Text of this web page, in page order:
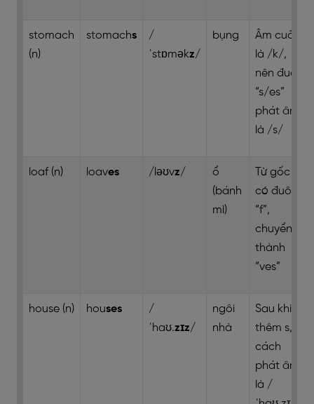
stomach
(n)
stomachs
/
ˈstɒməkz/
bụng
Âm cuối
là /k/,
nên đuôi
“s/es”
phát âm
là /s/
loaf (n) loaves /ləʊvz/
ổ
(bánh
mì)
Từ gốc
có đuôi
“f”,
chuyển
thành
“ves”
house (n) houses
/
ˈhaʊ.zɪz/
ngôi
nhà
Sau khi
thêm s,
cách
phát âm
là /